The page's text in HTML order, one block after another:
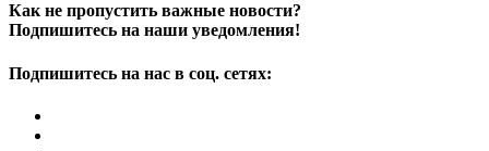
Как не пропустить важные новости?
Подпишитесь на наши уведомления!
Подпишитесь на нас в соц. сетях: